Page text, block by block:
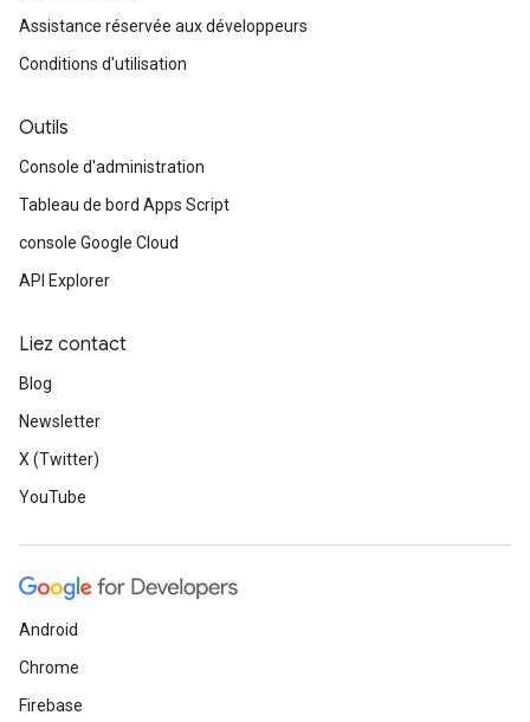
Assistance réservée aux développeurs
Conditions d'utilisation
Outils
Console d'administration
Tableau de bord Apps Script
console Google Cloud
API Explorer
Liez contact
Blog
Newsletter
X (Twitter)
YouTube
Android
Chrome
Firebase